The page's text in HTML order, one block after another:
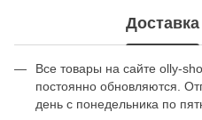
Доставка
Все товары на сайте olly-
постоянно обновляются.
день с понедельника по